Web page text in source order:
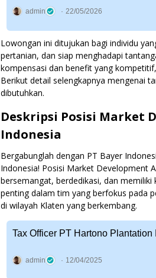
admin 22/05/2026
Lowongan ini ditujukan bagi individu
pertanian, dan siap menghadapi
kompensasi dan benefit yang
Berikut detail selengkapnya mengenai
dibutuhkan.
Deskripsi Posisi Market
Indonesia
Bergabunglah dengan PT Bayer
Indonesia! Posisi Market Development
bersemangat, berdedikasi, dan
penting dalam tim yang berfokus pada
di wilayah Klaten yang berkembang.
Tax Officer PT Hartono
admin 12/04/2025